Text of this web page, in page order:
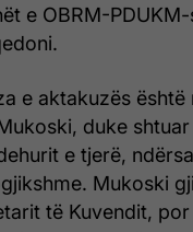
e OBRM-
e aktakuzës
duke
e tjerë,
Mukoski
të Kuvendit,